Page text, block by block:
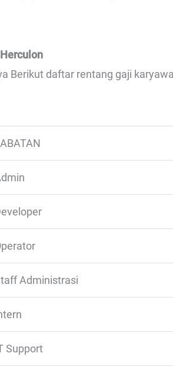
Berikut daftar rentang gaji
Administrasi
Support